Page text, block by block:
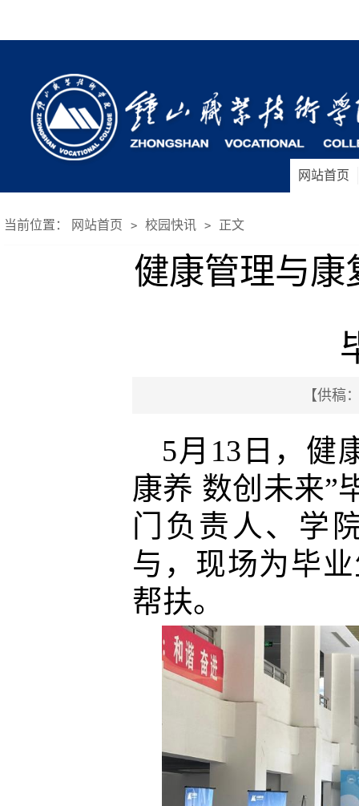
网站首页
当前位置： 网站首页 > 校园快讯 > 正文
健康管理与康
【供稿
5月13日，健
康养 数创未来”
门负责人、学
与，现场为毕
帮扶。